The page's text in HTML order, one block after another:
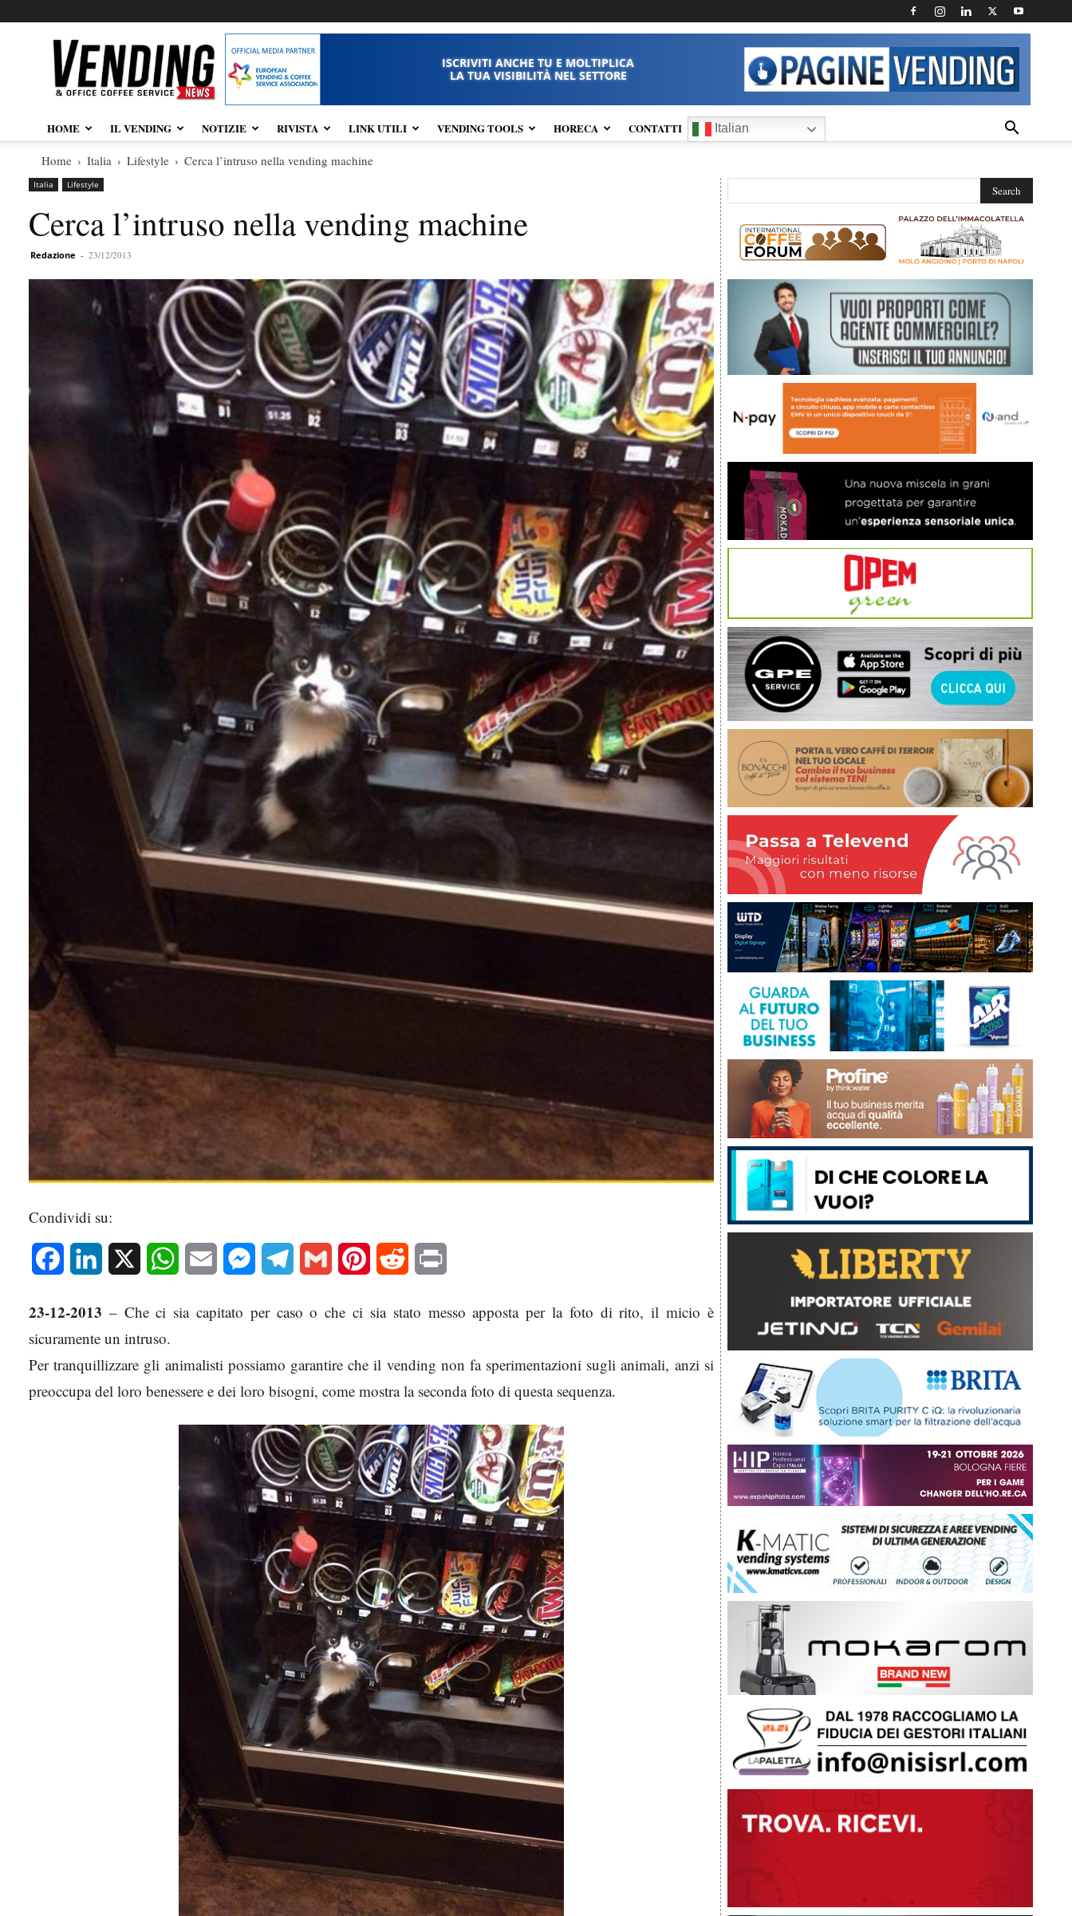
Vendingnews.it
ISCRIVITI ANCHE TU E MOLTIPLICA
LA TUA VISIBILITÀ NEL SETTORE
HOME IL VENDING NOTIZIE RIVISTA LINK UTILI VENDING TOOLS HORECA CONTATTI Italian
Home Italia Lifestyle Cerca l’intruso nella vending machine
Italia Lifestyle
Cerca l’intruso nella vending machine
Redazione - 23/12/2013
Condividi su:
Facebook LinkedIn WhatsAppEmail MessengerTelegram Gmail Pinterest Reddit
23-12-2013 – Che ci sia capitato per caso o che ci sia stato messo apposta per la foto di rito, il micio è
sicuramente un intruso.
Per tranquillizzare gli animalisti possiamo garantire che il vending non fa sperimentazioni sugli animali, anzi si
preoccupa del loro benessere e dei loro bisogni, come mostra la seconda foto di questa sequenza.